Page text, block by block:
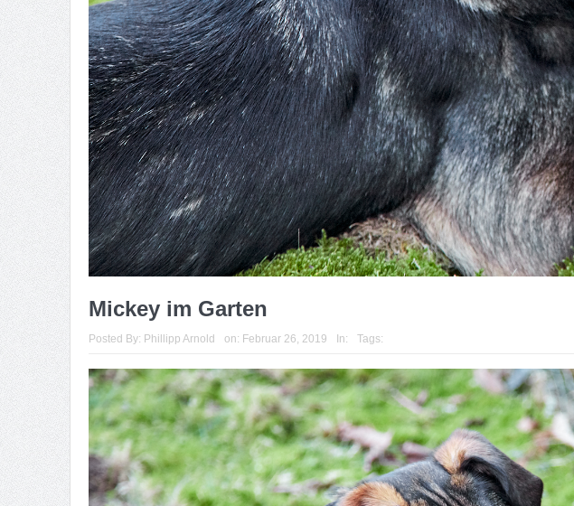
Mickey im Garten
Posted By: Phillipp Arnold on: Februar 26, 2019 In: Tags: